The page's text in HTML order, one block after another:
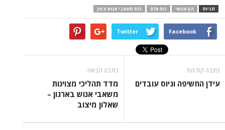
כוח אדם כנס משאבי אנוש צפון
Twitter
וגיוס עובדים
מדד תהליכי מצוינות
משאבי אנוש בארגון –
שאלון מיצוב